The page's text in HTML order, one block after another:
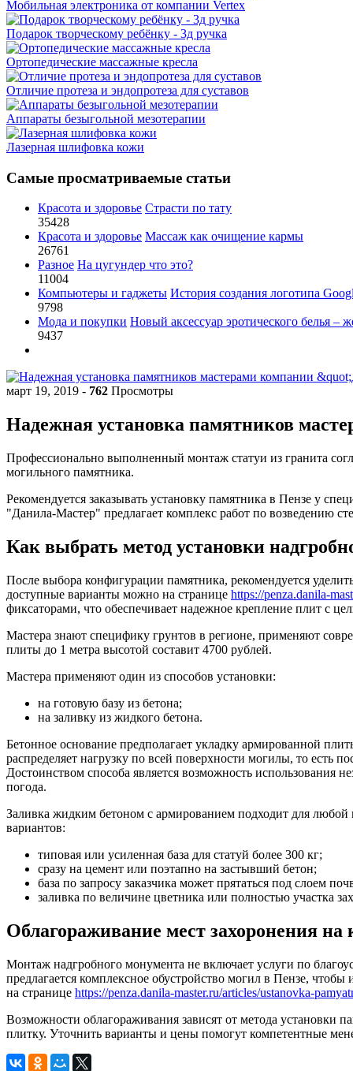
Мобильная электроника от компании Vertex
Подарок творческому ребёнку - 3д ручка
Ортопедические массажные кресла
Отличие протеза и эндопротеза для суставов
Аппараты безыгольной мезотерапии
Лазерная шлифовка кожи
Самые просматриваемые статьи
Красота и здоровье Страсти по тату
35428
Красота и здоровье Массаж как очищение кармы
26761
Разное На цугундер что это?
11004
Компьютеры и гаджеты История создания логотипа
9798
Мода и покупки Новый аксессуар эротического белья –
9437
март 19, 2019 - 762 Просмотры
Надежная установка памятников
Профессионально выполненный монтаж статуи из гранита
могильного памятника.
Рекомендуется заказывать установку памятника в Пензе у
"Данила-Мастер" предлагает комплекс работ по возведению
Как выбрать метод установки
После выбора конфигурации памятника, рекомендуется
доступные варианты можно на странице https://penza.danila-
фиксаторами, что обеспечивает надежное крепление плит с
Мастера знают специфику грунтов в регионе, применяют
плиты до 1 метра высотой составит 4700 рублей.
Мастера применяют один из способов установки:
на готовую базу из бетона;
на заливку из жидкого бетона.
Бетонное основание предполагает укладку армированной
распределяет нагрузку по всей поверхности могилы, то есть
Достоинством способа является возможность использования
погода.
Заливка жидким бетоном с армированием подходит для
вариантов:
типовая или усиленная база для статуй более 300 кг;
сразу на цемент или поэтапно на застывший бетон;
база по запросу заказчика может прятаться под слоем
заливка по величине цветника или полностью участка
Облагораживание мест захоронения на
Монтаж надгробного монумента не включает услуги по
предлагается комплексное обустройство могил в Пензе,
на странице https://penza.danila-master.ru/articles/ustanovka-
Возможности облагораживания зависят от метода установки
плитку. Уточнить варианты и цены помогут компетентные